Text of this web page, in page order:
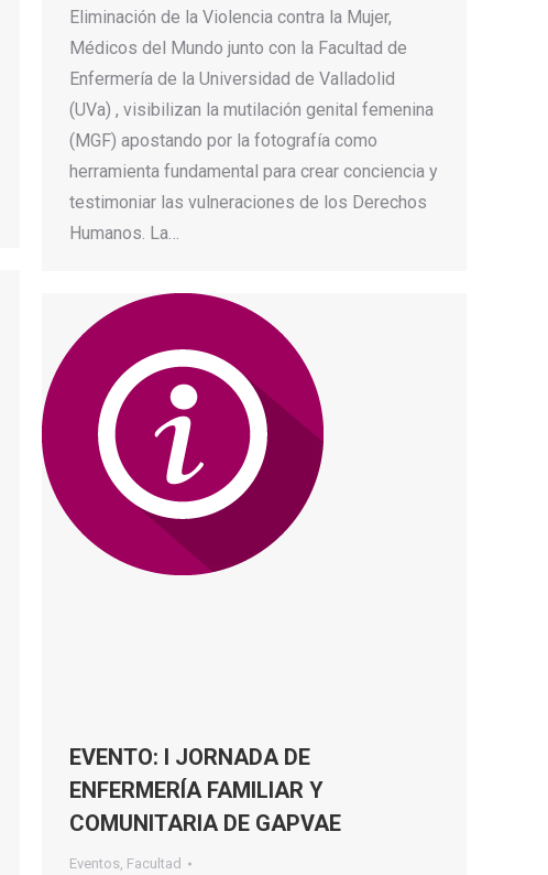
Eliminación de la Violencia contra la Mujer,
Médicos del Mundo junto con la Facultad de
Enfermería de la Universidad de Valladolid
(UVa) , visibilizan la mutilación genital femenina
(MGF) apostando por la fotografía como
herramienta fundamental para crear conciencia y
testimoniar las vulneraciones de los Derechos
Humanos. La…
EVENTO: I JORNADA DE
ENFERMERÍA FAMILIAR Y
COMUNITARIA DE GAPVAE
Eventos, Facultad